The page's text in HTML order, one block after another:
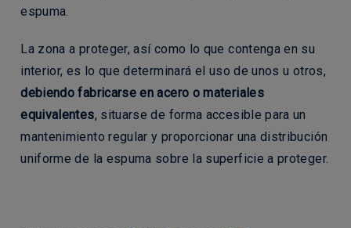
espuma.
La zona a proteger, así como lo que contenga en su
interior, es lo que determinará el uso de unos u otros,
debiendo fabricarse en acero o materiales
equivalentes, situarse de forma accesible para un
mantenimiento regular y proporcionar una distribución
uniforme de la espuma sobre la superficie a proteger.